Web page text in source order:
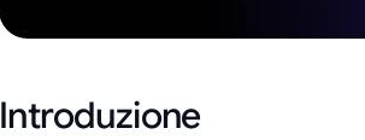
Introduzione